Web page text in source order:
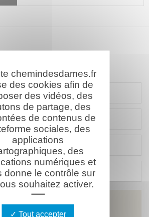
du Mémorial virtuel
pour ce combattant
pour ce combattant
pour ce combattant
combattant
chemindesdames.fr
des cookies afin de
des vidéos, des
de partage, des
de contenus de
sociales, des
applications
des
numériques et
donne le contrôle sur
souhaitez activer.
Tout accepter